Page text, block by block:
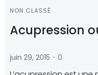
NON CLASSÉ
Acupression
juin 29, 2015 - 0